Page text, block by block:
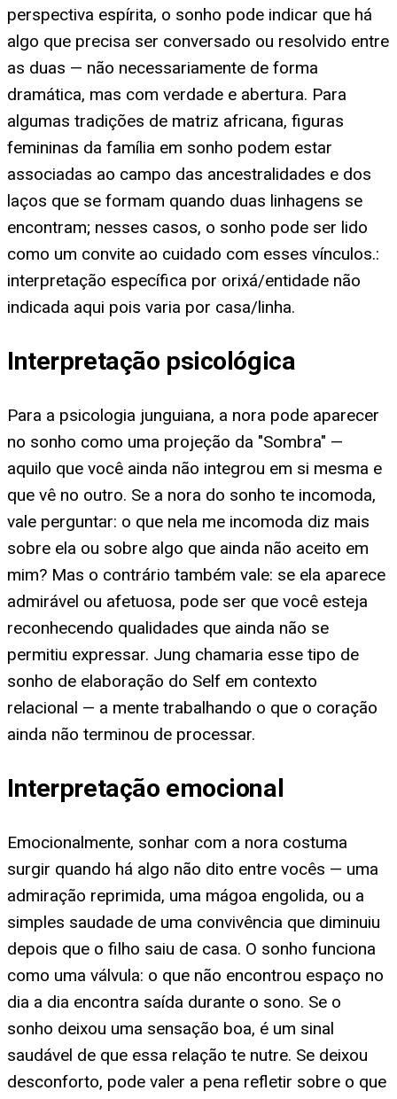
perspectiva espírita, o sonho pode indicar que há
algo que precisa ser conversado ou resolvido entre
as duas — não necessariamente de forma
dramática, mas com verdade e abertura. Para
algumas tradições de matriz africana, figuras
femininas da família em sonho podem estar
associadas ao campo das ancestralidades e dos
laços que se formam quando duas linhagens se
encontram; nesses casos, o sonho pode ser lido
como um convite ao cuidado com esses vínculos.:
interpretação específica por orixá/entidade não
indicada aqui pois varia por casa/linha.
Interpretação psicológica
Para a psicologia junguiana, a nora pode aparecer
no sonho como uma projeção da "Sombra" —
aquilo que você ainda não integrou em si mesma e
que vê no outro. Se a nora do sonho te incomoda,
vale perguntar: o que nela me incomoda diz mais
sobre ela ou sobre algo que ainda não aceito em
mim? Mas o contrário também vale: se ela aparece
admirável ou afetuosa, pode ser que você esteja
reconhecendo qualidades que ainda não se
permitiu expressar. Jung chamaria esse tipo de
sonho de elaboração do Self em contexto
relacional — a mente trabalhando o que o coração
ainda não terminou de processar.
Interpretação emocional
Emocionalmente, sonhar com a nora costuma
surgir quando há algo não dito entre vocês — uma
admiração reprimida, uma mágoa engolida, ou a
simples saudade de uma convivência que diminuiu
depois que o filho saiu de casa. O sonho funciona
como uma válvula: o que não encontrou espaço no
dia a dia encontra saída durante o sono. Se o
sonho deixou uma sensação boa, é um sinal
saudável de que essa relação te nutre. Se deixou
desconforto, pode valer a pena refletir sobre o que